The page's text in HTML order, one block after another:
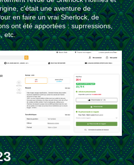
c'était une aventure de
en faire un vrai Sherlock, de
ont été apportées : suprressions,
etc.